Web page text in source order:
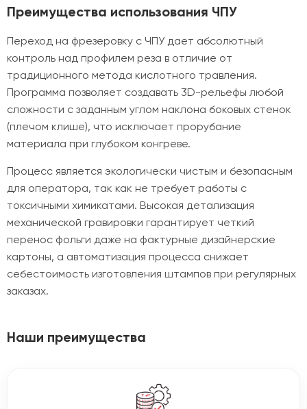
Преимущества использования ЧПУ
Переход на фрезеровку с ЧПУ дает абсолютный
контроль над профилем реза в отличие от
традиционного метода кислотного травления.
Программа позволяет создавать 3D-рельефы любой
сложности с заданным углом наклона боковых стенок
(плечом клише), что исключает прорубание
материала при глубоком конгреве.
Процесс является экологически чистым и безопасным
для оператора, так как не требует работы с
токсичными химикатами. Высокая детализация
механической гравировки гарантирует четкий
перенос фольги даже на фактурные дизайнерские
картоны, а автоматизация процесса снижает
себестоимость изготовления штампов при регулярных
заказах.
Наши преимущества